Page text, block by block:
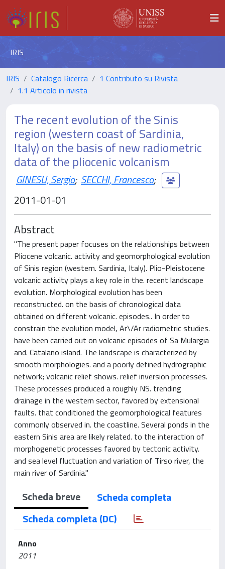
IRIS
IRIS Catalogo Ricerca
1 Contributo su Rivista
1.1 Articolo in rivista
The recent evolution of the Sinis
region (western coast of Sardinia,
Italy) on the basis of new radiometric
data of the pliocenic volcanism
GINESU, Sergio; SECCHI, Francesco;
2011-01-01
Abstract
"The present paper focuses on the relationships between
Pliocene volcanic. activity and geomorphological evolution
of Sinis region (western. Sardinia, Italy). Plio-Pleistocene
volcanic activity plays a key role in the. recent landscape
evolution. Morphological evolution has been
reconstructed. on the basis of chronological data
obtained on different volcanic. episodes.. In order to
constrain the evolution model, Ar\/Ar radiometric studies.
have been carried out on volcanic episodes of Sa Mulargia
and. Catalano island. The landscape is characterized by
smooth morphologies. and a poorly defined hydrographic
network; volcanic relief shows. relief inversion processes.
These processes produced a roughly NS. trending
drainage in the western sector, favored by extensional
faults. that conditioned the geomorphological features
commonly observed in. the coastline. Several ponds in the
eastern Sinis area are likely related. to the interaction of
morphogenetic processes favored by tectonic activity.
and sea level fluctuation and variation of Tirso river, the
main river of Sardinia."
Scheda breve
Scheda completa
Scheda completa (DC)
Anno
2011